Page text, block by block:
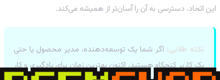
این اتحاد، دسترسی به آن را آسان‌تر از همیشه می‌کند.
نکته طلایی: اگر شما یک توسعه‌دهنده، مدیر محصول یا حتی
یک کاربر کنجکاو هستید، اکنون بهترین زمان برای یادگیری و کار